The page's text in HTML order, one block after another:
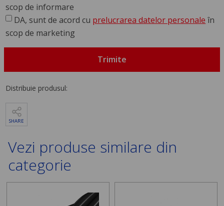
scop de informare
DA, sunt de acord cu prelucrarea datelor personale în
scop de marketing
Trimite
Distribuie produsul:
SHARE
Vezi produse similare din
categorie